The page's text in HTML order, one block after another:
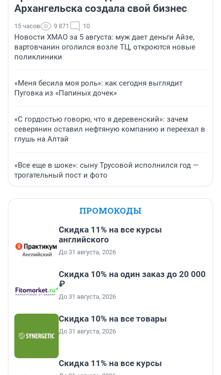
Архангельска создала свой бизнес
15 часов 9 871 10
Новости ХМАО за 5 августа: муж дает деньги Айзе,
вартовчанин оголился возле ТЦ, откроются новые
поликлиники
«Меня бесила моя роль»: как сегодня выглядит
Пуговка из «Папиных дочек»
«С гордостью говорю, что я деревенский»: зачем
северянин оставил нефтяную компанию и переехал в
глушь на Алтай
«Все еще в шоке»: сыну Трусовой исполнился год —
трогательный пост и фото
ПРОМОКОДЫ
Скидка 11% на все курсы
английского
До 31 августа, 2026
Скидка 10% на один заказ до 20 000
₽
До 31 августа, 2026
Скидка 10% на все товары
До 31 августа, 2026
Скидка 11% на все курсы